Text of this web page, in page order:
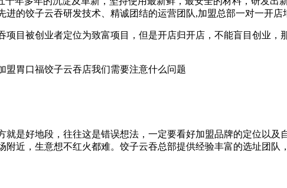
的饺子云吞研发技术、精诚团结的运营团队,加盟总部一对一开店
目被创业者定位为致富项目，但是开店归开店，不能盲目创业，
是好地段，往往这是错误想法，一定要看好加盟品牌的定位以及
近，生意想不红火都难。饺子云吞总部提供经验丰富的选址团队